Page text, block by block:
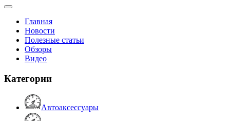
Главная
Новости
Полезные статьи
Обзоры
Видео
Категории
Автоаксессуары